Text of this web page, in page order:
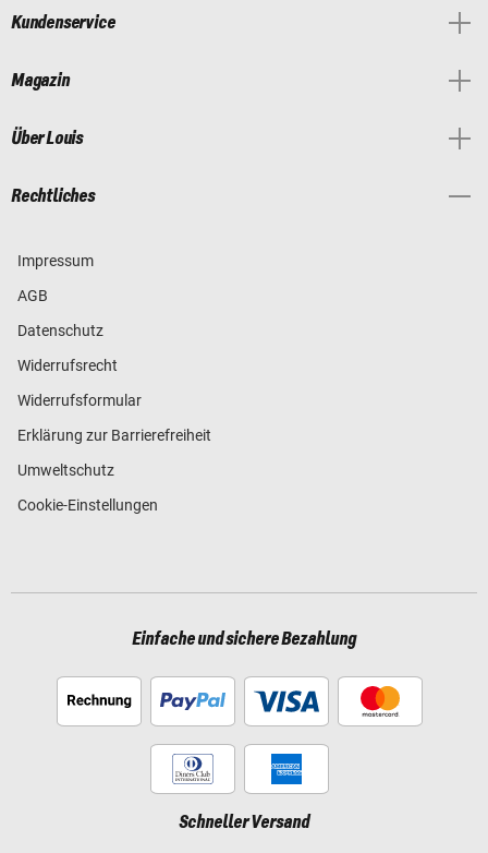
Kundenservice
Magazin
Über Louis
Rechtliches
Impressum
AGB
Datenschutz
Widerrufsrecht
Widerrufsformular
Erklärung zur Barrierefreiheit
Umweltschutz
Cookie-Einstellungen
Einfache und sichere Bezahlung
Schneller Versand